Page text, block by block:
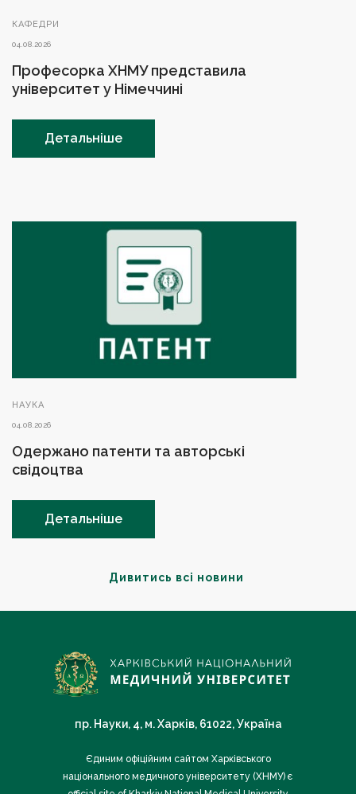
Дивитись всі новини
КАФЕДРИ
04.08.2026
Професорка ХНМУ представила
університет у Німеччині
Детальніше
НАУКА
04.08.2026
Одержано патенти та авторські
свідоцтва
Детальніше
пр. Науки, 4, м. Харків, 61022, Україна
Єдиним офіційним сайтом Харківського
національного медичного університету (ХНМУ) є